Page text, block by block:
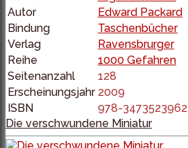
Autor
Edward Packard
Bindung
Taschenbücher
Verlag
Ravensbrurger
Reihe
1000 Gefahren
Seitenanzahl
128
Erscheinungsjahr 2009
ISBN
978-3473523962
Die verschwundene Miniatur